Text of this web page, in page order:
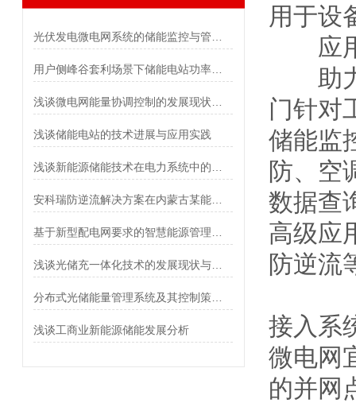
浅谈储能电站的技术进展与应用实践
浅谈工商业新能源储能发展分析
用于设
应用
助
门针对
储能监
防、空
数据查
高级应
防逆流
接入系
微电网
的并网